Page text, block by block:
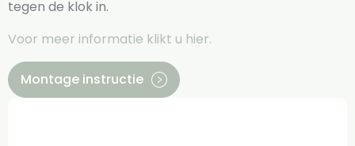
tegen de klok in.
Voor meer informatie klikt u hier.
Montage instructie